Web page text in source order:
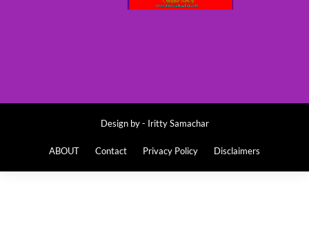
Design by - Iritty Samachar
ABOUT Contact Privacy Policy Disclaimers